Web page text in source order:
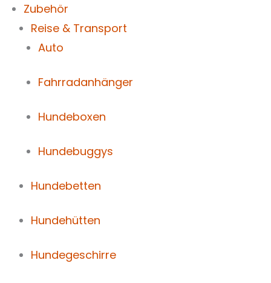
Zubehör
Reise & Transport
Auto
Fahrradanhänger
Hundeboxen
Hundebuggys
Hundebetten
Hundehütten
Hundegeschirre